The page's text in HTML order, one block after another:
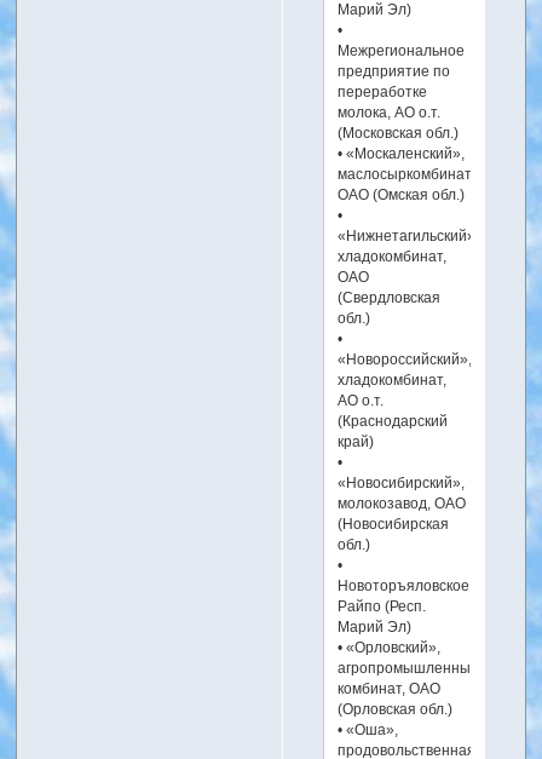
Марий Эл)
•
Межрегиональное
предприятие по
переработке
молока, АО о.т.
(Московская обл.)
• «Москаленский»,
маслосыркомбинат,
ОАО (Омская обл.)
•
«Нижнетагильский»,
хладокомбинат,
ОАО
(Свердловская
обл.)
•
«Новороссийский»,
хладокомбинат,
АО о.т.
(Краснодарский
край)
•
«Новосибирский»,
молокозавод, ОАО
(Новосибирская
обл.)
•
Новоторъяловское
Райпо (Респ.
Марий Эл)
• «Орловский»,
агропромышленный
комбинат, ОАО
(Орловская обл.)
• «Оша»,
продовольственная